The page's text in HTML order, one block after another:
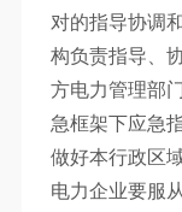
对的指导协调
构负责指导、
方电力管理部
急框架下应急
做好本行政区
电力企业要服